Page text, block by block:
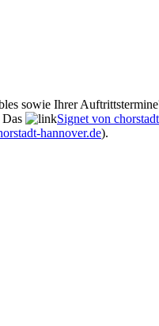
sowie Ihrer
Signet von
hannover.de).